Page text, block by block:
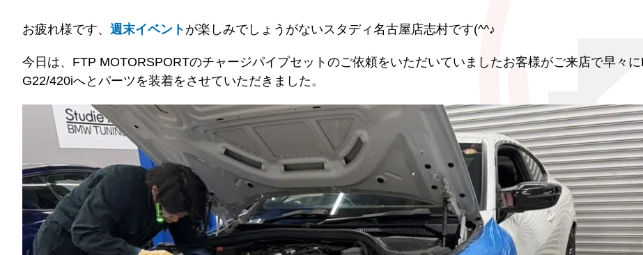
お疲れ様です、 週末イベント が楽しみでしょうがないスタディ名古屋店志村です(^^♪
今日は、FTP MOTORSPORTのチャージパイプセットのご依頼をいただいていましたお客様がご来店で早々
G22/420iへとパーツを装着をさせていただきました。